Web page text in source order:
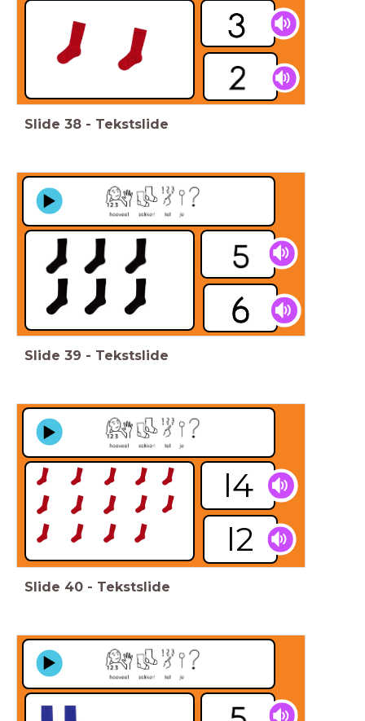
Slide 38 - Tekstslide
Slide 39 - Tekstslide
l2
l4
Slide 40 - Tekstslide